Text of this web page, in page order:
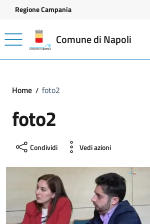
Vai ai contenuti
Vai al footer
Regione Campania
Comune di Napoli
Home foto2
foto2
Condividi Vedi azioni